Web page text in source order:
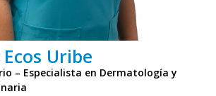
Uribe
– Especialista en Dermatología y